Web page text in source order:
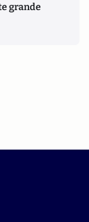
grande